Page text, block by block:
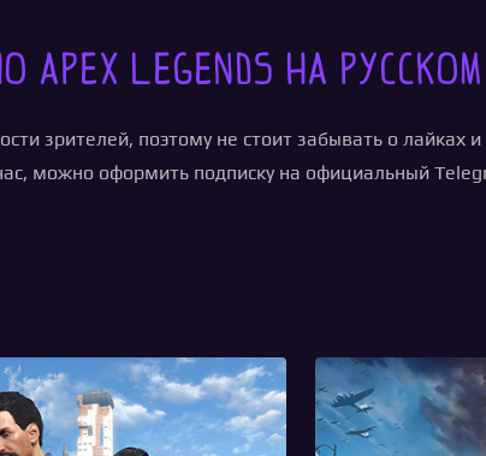
Apex Legends на
зрителей, поэтому не стоит забывать о лайках
можно оформить подписку на официальный